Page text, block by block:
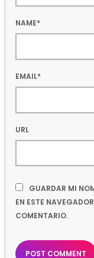
NAME*
EMAIL*
URL
GUARDAR MI
EN ESTE
COMENTARIO.